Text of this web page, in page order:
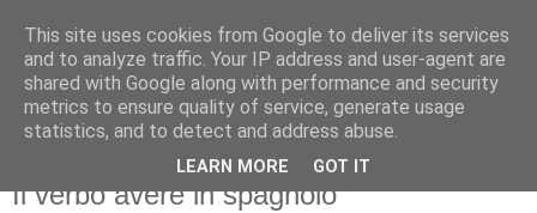
giovedì 3 ottobre 2013
Il verbo avere in spagnolo
This site uses cookies from Google to deliver its services
and to analyze traffic. Your IP address and user-agent are
shared with Google along with performance and security
metrics to ensure quality of service, generate usage
statistics, and to detect and address abuse.
LEARN MORE GOT IT